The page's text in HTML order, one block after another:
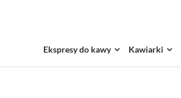
Ekspresy do kawy Kawiarki